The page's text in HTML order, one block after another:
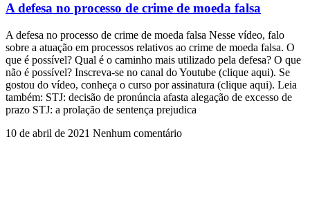
A defesa no processo de crime de moeda falsa
A defesa no processo de crime de moeda falsa Nesse vídeo, falo
sobre a atuação em processos relativos ao crime de moeda falsa. O
que é possível? Qual é o caminho mais utilizado pela defesa? O que
não é possível? Inscreva-se no canal do Youtube (clique aqui). Se
gostou do vídeo, conheça o curso por assinatura (clique aqui). Leia
também: STJ: decisão de pronúncia afasta alegação de excesso de
prazo STJ: a prolação de sentença prejudica
10 de abril de 2021 Nenhum comentário